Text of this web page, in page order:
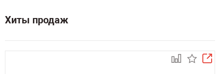
Хиты продаж